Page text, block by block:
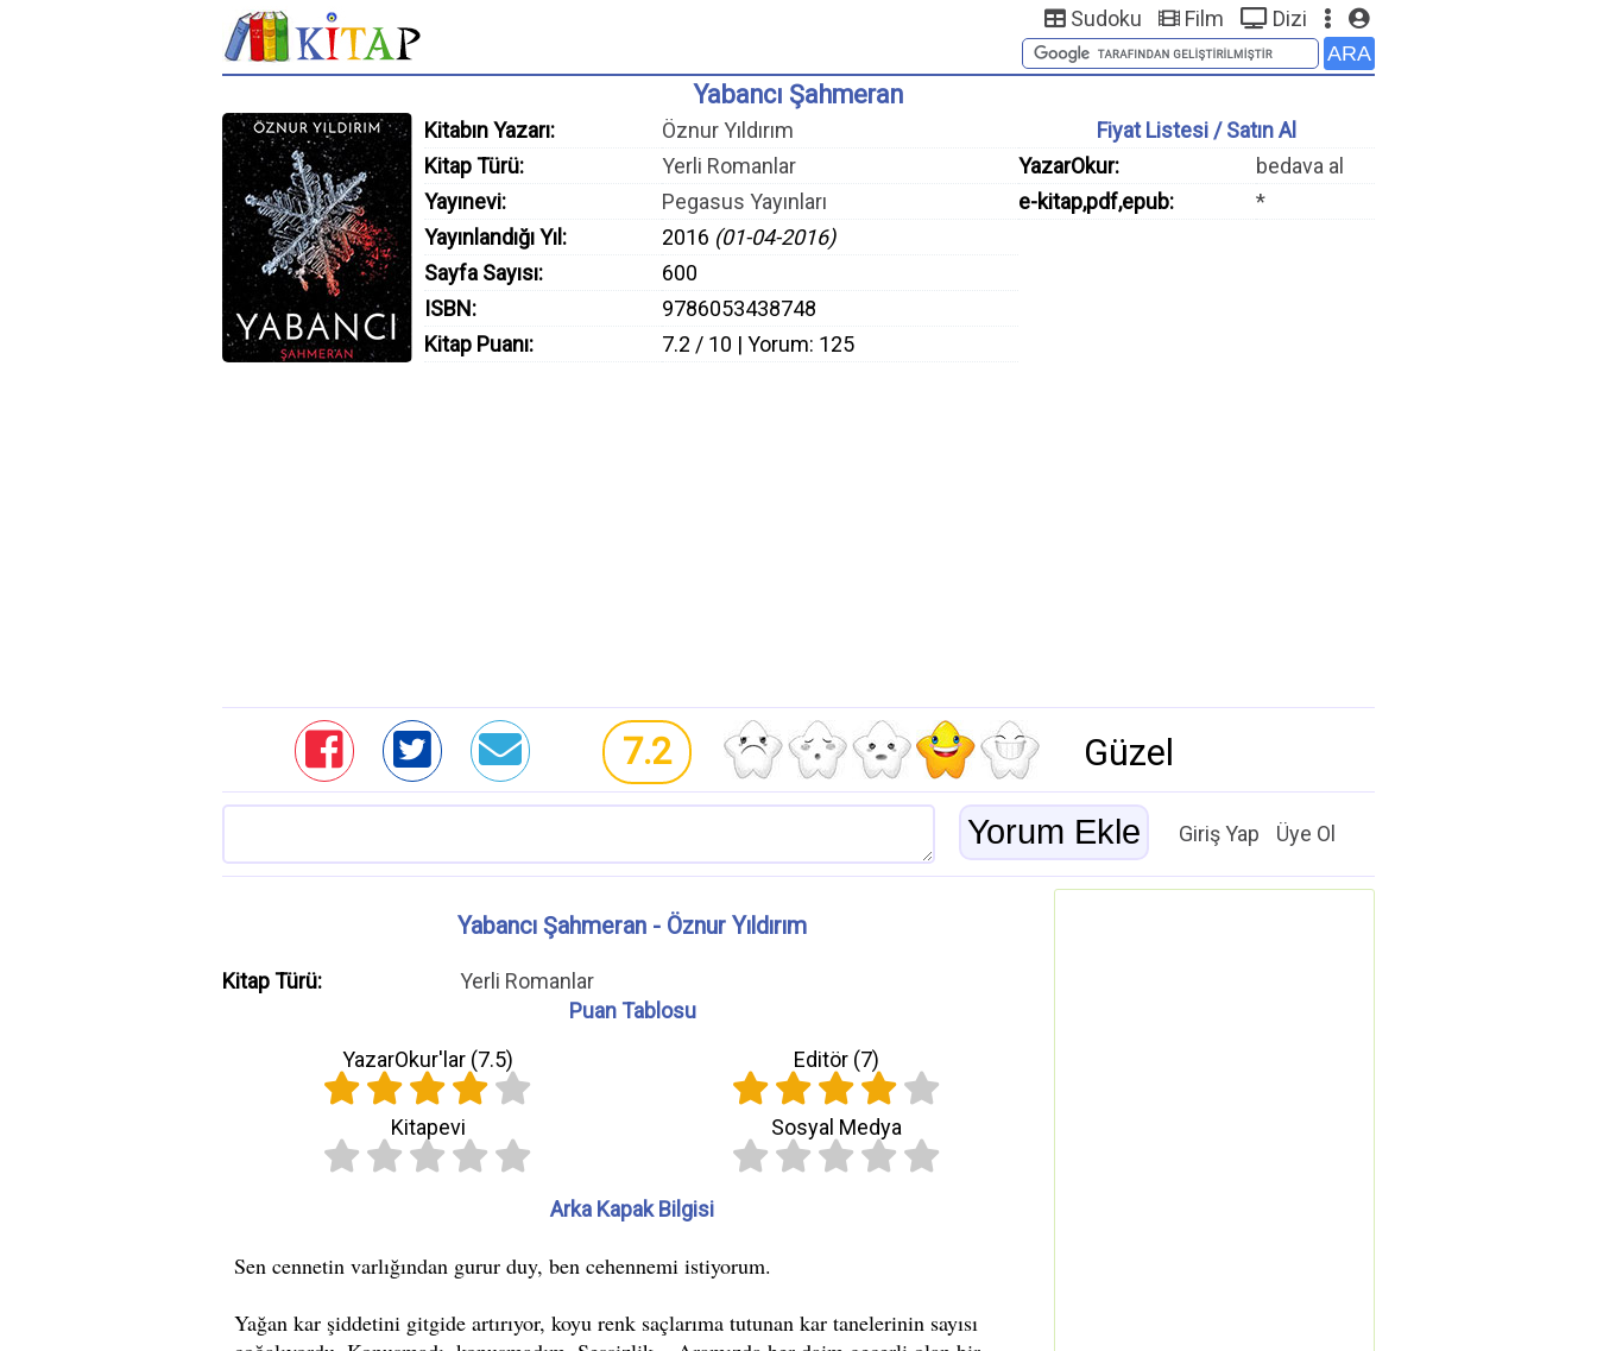
Sudoku Film Dizi
Yabancı Şahmeran
Kitabın Yazarı:
Öznur Yıldırım
Kitap Türü:
Yerli Romanlar
Yayınevi:
Pegasus Yayınları
Yayınlandığı Yıl:
2016 (01-04-2016)
Sayfa Sayısı:
600
ISBN:
9786053438748
Kitap Puanı:
7.2 / 10 | Yorum: 125
Fiyat Listesi / Satın Al
YazarOkur:
bedava al
e-kitap,pdf,epub:
*
7.2 Güzel
Giriş Yap Üye Ol
Yabancı Şahmeran - Öznur Yıldırım
Kitap Türü:
Yerli Romanlar
Puan Tablosu
YazarOkur'lar (7.5) Editör (7)
Kitapevi Sosyal Medya
Arka Kapak Bilgisi